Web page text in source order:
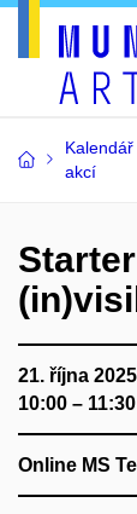
Kalendář
akcí
21. října 2025
10:00 – 11:30
Online MS